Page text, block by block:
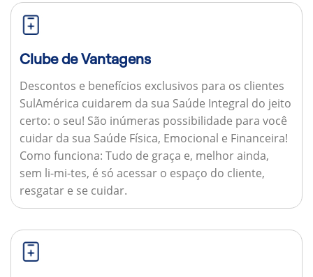
Clube de Vantagens
Descontos e benefícios exclusivos para os clientes
SulAmérica cuidarem da sua Saúde Integral do jeito
certo: o seu! São inúmeras possibilidade para você
cuidar da sua Saúde Física, Emocional e Financeira!
Como funciona: Tudo de graça e, melhor ainda,
sem li-mi-tes, é só acessar o espaço do cliente,
resgatar e se cuidar.